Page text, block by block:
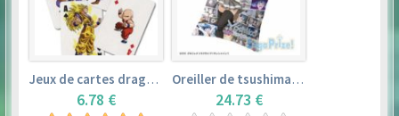
Jeux de cartes dragon ball
6.78 €
Oreiller de tsushima yoshiko (35cm×53cm) – love live! sunshine!!
24.73 €